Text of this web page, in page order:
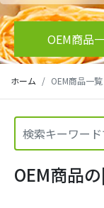
OEM商品
ホーム OEM商品一覧
OEM商品